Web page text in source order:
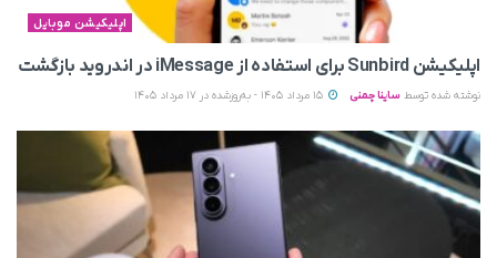
اپلیکیشن موبایل
اپلیکیشن Sunbird برای استفاده از iMessage در اندروید بازگشت
نوشته شده توسط ساینا چمنی